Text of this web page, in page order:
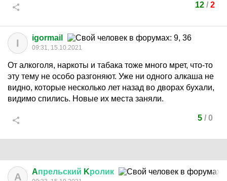
12 / 2
I igormail
09:31, 15.10.2021
От алкоголя, наркоты и табака тоже много мрет, что-то
эту тему не особо разгоняют. Уже ни одного алкаша не
видно, которые несколько лет назад во дворах бухали,
видимо спились. Новые их места заняли.
5/ 0
A Aпрельский Kролик